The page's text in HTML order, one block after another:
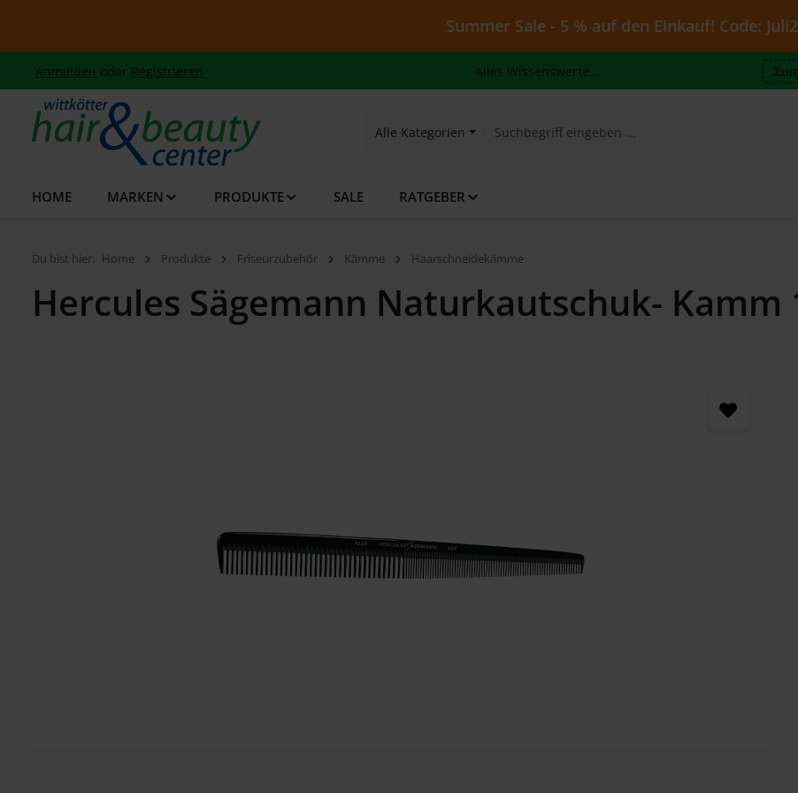
Summer Sale - 5 % auf den Einkauf! Code: Juli26 -
Anmelden oder Registrieren Alles Wissenswerte...
Alle Kategorien
HOME MARKEN PRODUKTE SALE RATGEBER
Du bist hier: Home Produkte Friseurzubehör Kämme Haarschneidekämme
Hercules Sägemann Naturkautschuk- Kamm